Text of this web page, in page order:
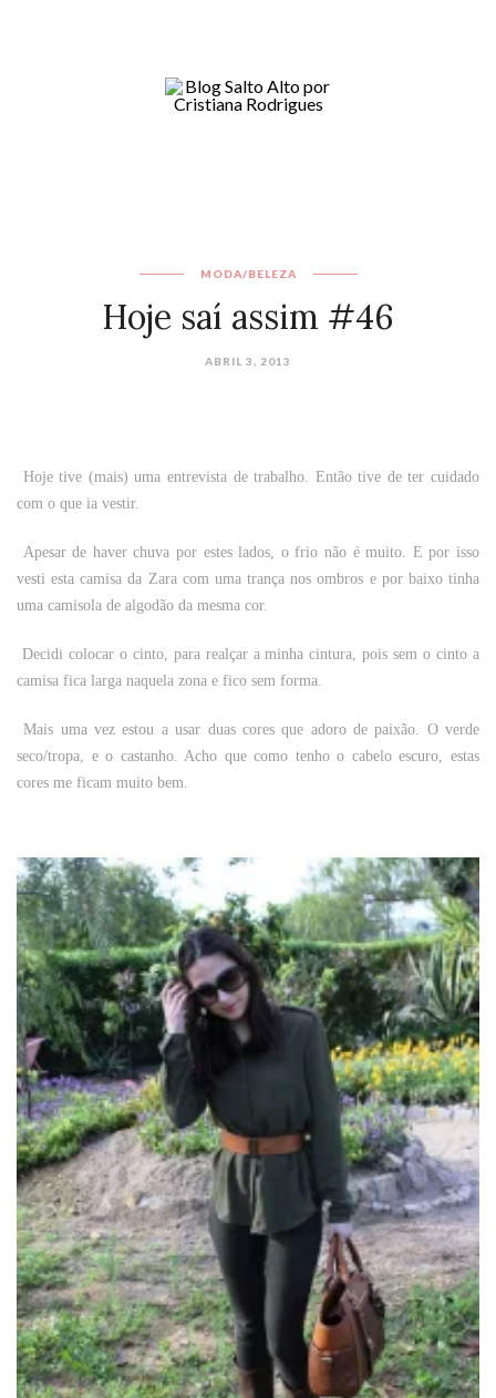
MODA/BELEZA
Hoje saí assim #46
ABRIL 3, 2013
Hoje tive (mais) uma entrevista de trabalho. Então tive de ter cuidado
com o que ia vestir.
Apesar de haver chuva por estes lados, o frio não é muito. E por isso
vesti esta camisa da Zara com uma trança nos ombros e por baixo tinha
uma camisola de algodão da mesma cor.
Decidi colocar o cinto, para realçar a minha cintura, pois sem o cinto a
camisa fica larga naquela zona e fico sem forma.
Mais uma vez estou a usar duas cores que adoro de paixão. O verde
seco/tropa, e o castanho. Acho que como tenho o cabelo escuro, estas
cores me ficam muito bem.